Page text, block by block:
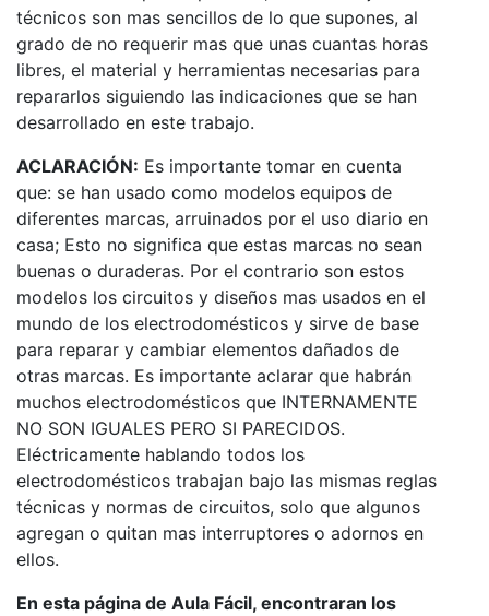
técnicos son mas sencillos de lo que supones, al
grado de no requerir mas que unas cuantas horas
libres, el material y herramientas necesarias para
repararlos siguiendo las indicaciones que se han
desarrollado en este trabajo.
ACLARACIÓN: Es importante tomar en cuenta
que: se han usado como modelos equipos de
diferentes marcas, arruinados por el uso diario en
casa; Esto no significa que estas marcas no sean
buenas o duraderas. Por el contrario son estos
modelos los circuitos y diseños mas usados en el
mundo de los electrodomésticos y sirve de base
para reparar y cambiar elementos dañados de
otras marcas. Es importante aclarar que habrán
muchos electrodomésticos que INTERNAMENTE
NO SON IGUALES PERO SI PARECIDOS.
Eléctricamente hablando todos los
electrodomésticos trabajan bajo las mismas reglas
técnicas y normas de circuitos, solo que algunos
agregan o quitan mas interruptores o adornos en
ellos.
En esta página de Aula Fácil, encontraran los